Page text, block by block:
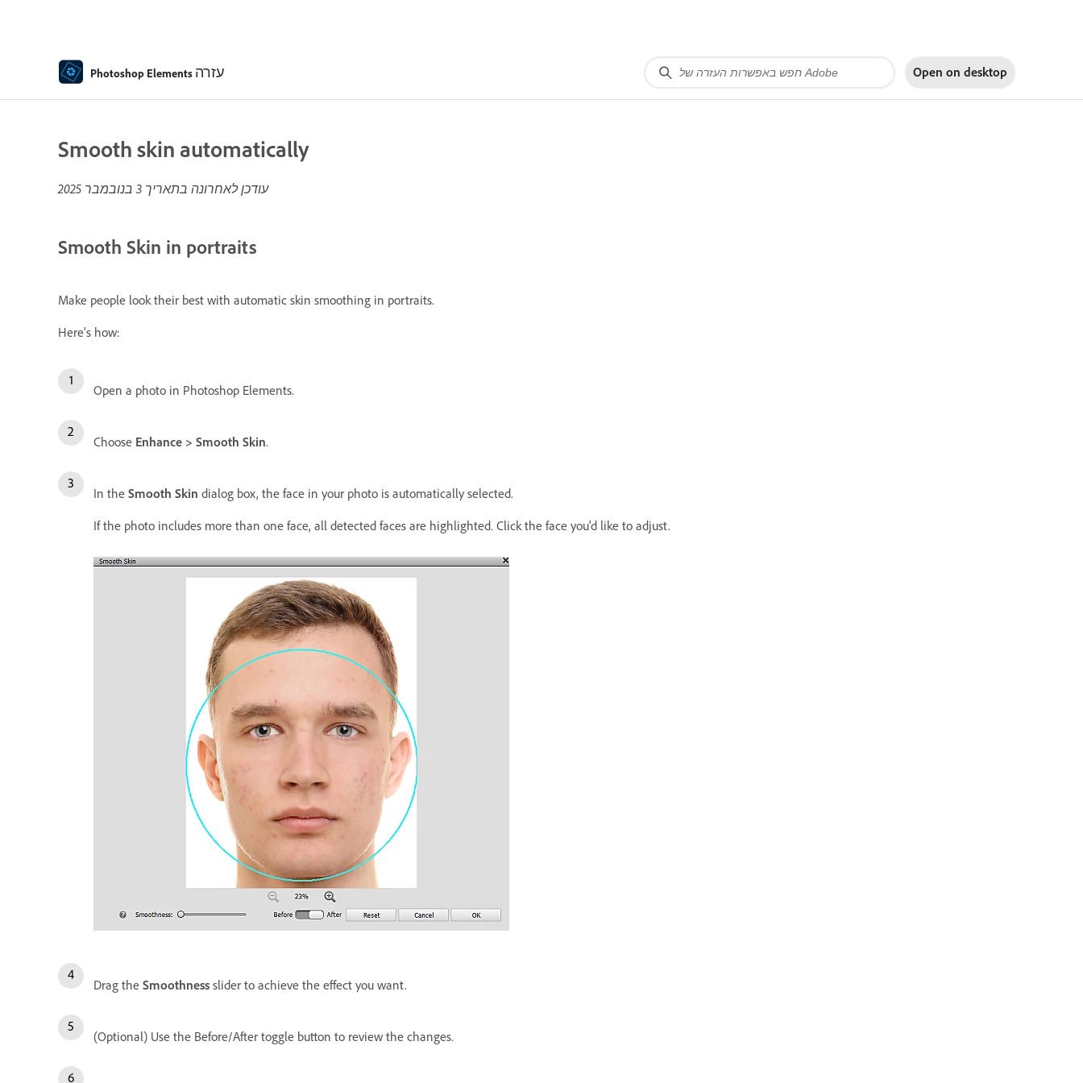
Photoshop Elements עזרה Open on desktop
Smooth skin automatically
עודכן לאחרונה בתאריך 3 בנובמבר 2025
Smooth Skin in portraits
Make people look their best with automatic skin smoothing in portraits.
Here's how:
Open a photo in Photoshop Elements.
Choose Enhance > Smooth Skin.
In the Smooth Skin dialog box, the face in your photo is automatically selected.
If the photo includes more than one face, all detected faces are highlighted. Click the face you'd like to adjust.
Drag the Smoothness slider to achieve the effect you want.
(Optional) Use the Before/After toggle button to review the changes.